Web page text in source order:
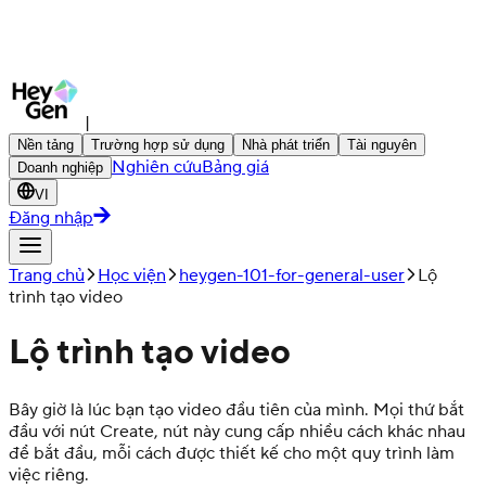
|
Nền tảng Trường hợp sử dụng Nhà phát triển
Tài nguyên
Doanh nghiệp Nghiên cứuBảng giá
VI
Đăng nhập
Trang chủ Học viện heygen-101-for-general-user
Lộ
trình tạo video
Lộ trình tạo video
Bây giờ là lúc bạn tạo video đầu tiên của mình. Mọi thứ bắt
đầu với nút Create, nút này cung cấp nhiều cách khác nhau
để bắt đầu, mỗi cách được thiết kế cho một quy trình làm
việc riêng.